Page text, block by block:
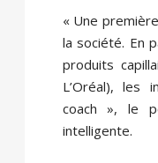
« Une
la société. En
produits
L’Oréal), les
coach », le
intelligente.